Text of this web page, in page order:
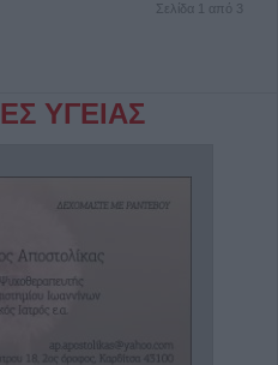
Σελίδα 1 από 3
ΥΓΕΙΑΣ